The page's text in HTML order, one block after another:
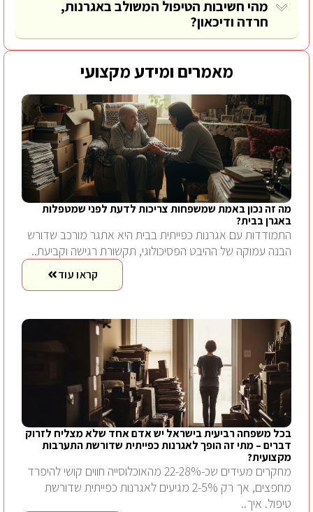
מהי חשיבות הטיפול המשולב באגרנות,
חרדה ודיכאון?
מאמרים ומידע מקצועי
מה זה נכון באמת שמשפחות צריכות לדעת לפני שמטפלות
באגרן בבית?
התמודדות עם אגרנות כפייתית בבית היא אתגר מורכב שדורש
הבנה עמוקה של ההיבט הפסיכולוגי, תקשורת רגישה וקביעת..
קראו עוד
בכל משפחה רביעית בישראל יש אדם אחד שלא מצליח לזרוק
דברים – מתי זה הופך לאגרנות כפייתית שדורשת התערבות
מקצועית?
מחקרים מעידים שכ-22-28% מהאוכלוסייה חווים קושי להיפרד
מחפצים, אך רק 2-5% מגיעים לאגרנות כפייתית שדורשת
טיפול. איך..